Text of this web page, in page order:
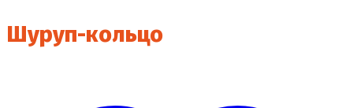
Шуруп-кольцо